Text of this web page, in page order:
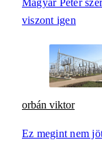
viszont igen
orbán viktor
Ez megint nem